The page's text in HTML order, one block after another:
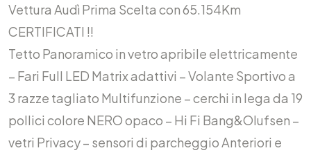
Vettura Audì Prima Scelta con 65.154Km
CERTIFICATI !!
Tetto Panoramico in vetro apribile elettricamente
– Fari Full LED Matrix adattivi – Volante Sportivo a
3 razze tagliato Multifunzione – cerchi in lega da 19
pollici colore NERO opaco – Hi Fi Bang&Olufsen –
vetri Privacy – sensori di parcheggio Anteriori e